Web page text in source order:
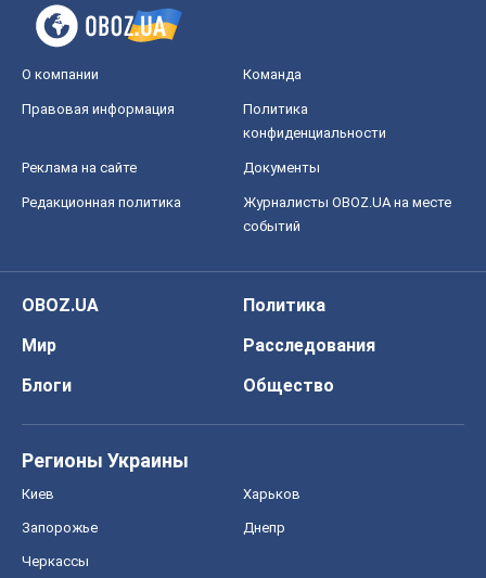
О компании Команда
Правовая информация
Политика
конфиденциальности
Реклама на сайте Документы
Редакционная политика
Журналисты OBOZ.UA на месте
событий
OBOZ.UA
Политика
Мир
Расследования
Блоги
Общество
Регионы Украины
Киев Харьков
Запорожье Днепр
Черкассы